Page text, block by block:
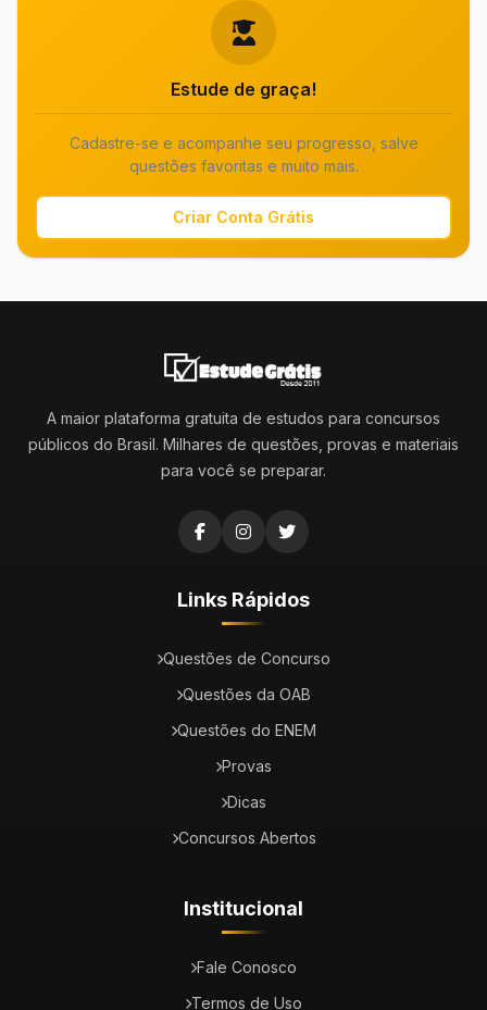
Estude de graça!
Cadastre-se e acompanhe seu progresso, salve
questões favoritas e muito mais.
Criar Conta Grátis
A maior plataforma gratuita de estudos para concursos
públicos do Brasil. Milhares de questões, provas e materiais
para você se preparar.
Links Rápidos
Questões de Concurso
Questões da OAB
Questões do ENEM
Provas
Dicas
Concursos Abertos
Institucional
Fale Conosco
Termos de Uso